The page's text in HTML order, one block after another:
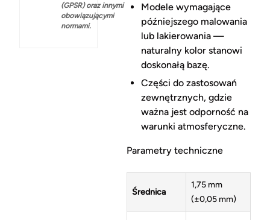
(GPSR) oraz innymi
obowiązującymi
normami.
Modele wymagające
późniejszego malowania
lub lakierowania —
naturalny kolor stanowi
doskonałą bazę.
Części do zastosowań
zewnętrznych, gdzie
ważna jest odporność na
warunki atmosferyczne.
Parametry techniczne
Średnica
1,75 mm
(±0,05 mm)